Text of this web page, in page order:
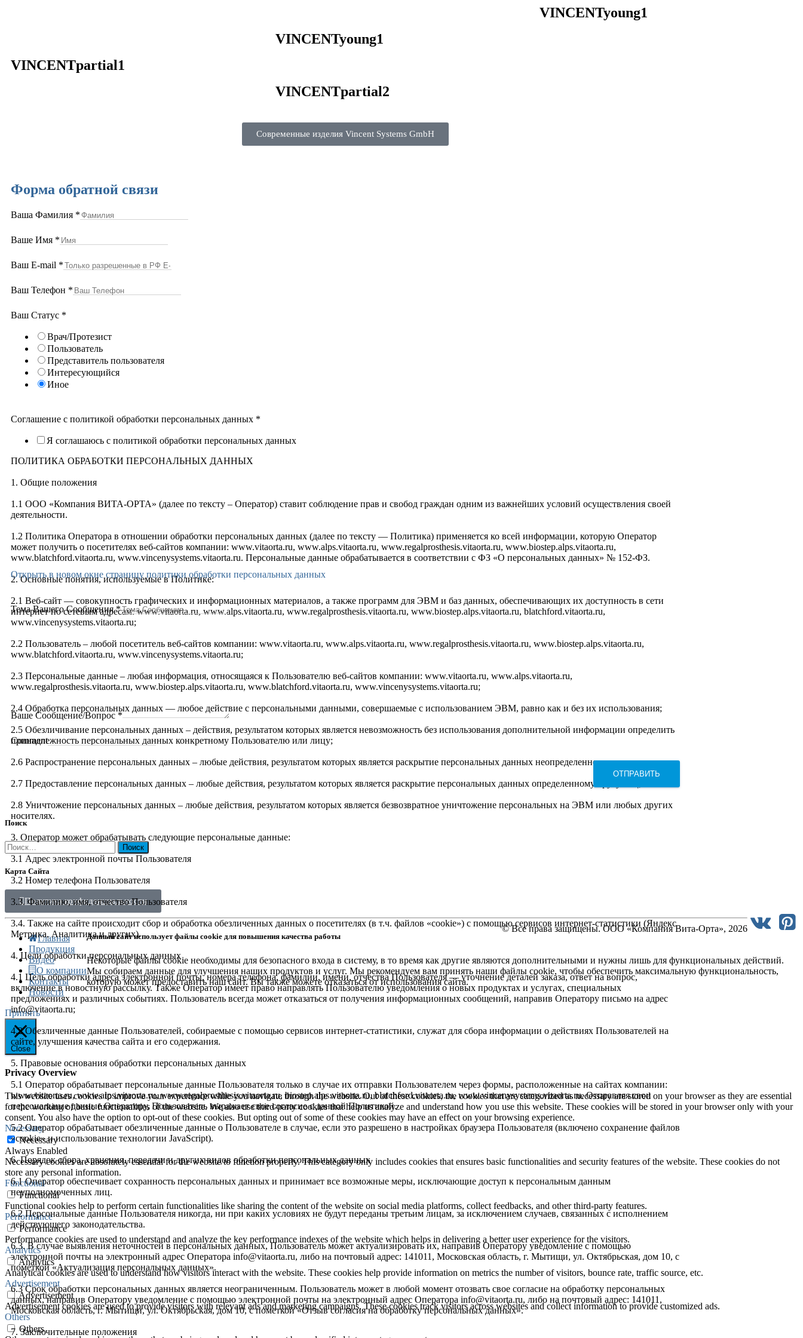
VINCENTyoung1
VINCENTyoung1
VINCENTpartial1
VINCENTpartial2
Современные изделия Vincent Systems GmbH
Форма обратной связи
Ваша Фамилия *
Ваше Имя *
Ваш E-mail *
Ваш Телефон *
Ваш Статус *
Врач/Протезист
Пользователь
Представитель пользователя
Интересующийся
Иное
Соглашение с политикой обработки персональных данных *
Я соглашаюсь с политикой обработки персональных данных
ПОЛИТИКА ОБРАБОТКИ ПЕРСОНАЛЬНЫХ ДАННЫХ
1. Общие положения
1.1 ООО «Компания ВИТА-ОРТА» (далее по тексту – Оператор) ставит соблюдение прав и свобод граждан одним из важнейших условий осуществления своей
деятельности.
1.2 Политика Оператора в отношении обработки персональных данных (далее по тексту — Политика) применяется ко всей информации, которую Оператор
может получить о посетителях веб-сайтов компании: www.vitaorta.ru, www.alps.vitaorta.ru, www.regalprosthesis.vitaorta.ru, www.biostep.alps.vitaorta.ru,
www.blatchford.vitaorta.ru, www.vincenysystems.vitaorta.ru. Персональные данные обрабатывается в соответствии с ФЗ «О персональных данных» № 152-ФЗ.
2. Основные понятия, используемые в Политике:
2.1 Веб-сайт — совокупность графических и информационных материалов, а также программ для ЭВМ и баз данных, обеспечивающих их доступность в сети
интернет по сетевым адресам: www.vitaorta.ru, www.alps.vitaorta.ru, www.regalprosthesis.vitaorta.ru, www.biostep.alps.vitaorta.ru, blatchford.vitaorta.ru,
www.vincenysystems.vitaorta.ru;
2.2 Пользователь – любой посетитель веб-сайтов компании: www.vitaorta.ru, www.alps.vitaorta.ru, www.regalprosthesis.vitaorta.ru, www.biostep.alps.vitaorta.ru,
www.blatchford.vitaorta.ru, www.vincenysystems.vitaorta.ru;
2.3 Персональные данные – любая информация, относящаяся к Пользователю веб-сайтов компании: www.vitaorta.ru, www.alps.vitaorta.ru,
www.regalprosthesis.vitaorta.ru, www.biostep.alps.vitaorta.ru, www.blatchford.vitaorta.ru, www.vincenysystems.vitaorta.ru;
2.4 Обработка персональных данных — любое действие с персональными данными, совершаемые с использованием ЭВМ, равно как и без их использования;
2.5 Обезличивание персональных данных – действия, результатом которых является невозможность без использования дополнительной информации определить
принадлежность персональных данных конкретному Пользователю или лицу;
2.6 Распространение персональных данных – любые действия, результатом которых является раскрытие персональных данных неопределенному кругу лиц;
2.7 Предоставление персональных данных – любые действия, результатом которых является раскрытие персональных данных определенному кругу лиц;
2.8 Уничтожение персональных данных – любые действия, результатом которых является безвозвратное уничтожение персональных на ЭВМ или любых других
носителях.
3. Оператор может обрабатывать следующие персональные данные:
3.1 Адрес электронной почты Пользователя
3.2 Номер телефона Пользователя
3.3. Фамилию, имя, отчество Пользователя
3.4. Также на сайте происходит сбор и обработка обезличенных данных о посетителях (в т.ч. файлов «cookie») с помощью сервисов интернет-статистики (Яндекс
Метрика, Аналитика и других).
4. Цели обработки персональных данных
4.1 Цель обработки адреса электронной почты, номера телефона, фамилии, имени, отчества Пользователя — уточнение деталей заказа, ответ на вопрос,
включение в новостную рассылку. Также Оператор имеет право направлять Пользователю уведомления о новых продуктах и услугах, специальных
предложениях и различных событиях. Пользователь всегда может отказаться от получения информационных сообщений, направив Оператору письмо на адрес
info@vitaorta.ru;
4.2 Обезличенные данные Пользователей, собираемые с помощью сервисов интернет-статистики, служат для сбора информации о действиях Пользователей на
сайте, улучшения качества сайта и его содержания.
5. Правовые основания обработки персональных данных
5.1 Оператор обрабатывает персональные данные Пользователя только в случае их отправки Пользователем через формы, расположенные на сайтах компании:
www.vitaorta.ru, www.alps.vitaorta.ru, www.regalprosthesis.vitaorta.ru, biostep.alps.vitaorta.ru, blatchford.vitaorta.ru, www.vincenysystems.vitaorta.ru. Отправляя свои
персональные данные Оператору, Пользователь выражает свое согласие с данной Политикой.
5.2 Оператор обрабатывает обезличенные данные о Пользователе в случае, если это разрешено в настройках браузера Пользователя (включено сохранение файлов
«cookie» и использование технологии JavaScript).
6. Порядок сбора, хранения, передачи и других видов обработки персональных данных
6.1 Оператор обеспечивает сохранность персональных данных и принимает все возможные меры, исключающие доступ к персональным данным
неуполномоченных лиц.
6.2 Персональные данные Пользователя никогда, ни при каких условиях не будут переданы третьим лицам, за исключением случаев, связанных с исполнением
действующего законодательства.
6.3. В случае выявления неточностей в персональных данных, Пользователь может актуализировать их, направив Оператору уведомление с помощью
электронной почты на электронный адрес Оператора info@vitaorta.ru, либо на почтовый адрес: 141011, Московская область, г. Мытищи, ул. Октябрьская, дом 10, с
пометкой «Актуализация персональных данных».
6.3 Срок обработки персональных данных является неограниченным. Пользователь может в любой момент отозвать свое согласие на обработку персональных
данных, направив Оператору уведомление с помощью электронной почты на электронный адрес Оператора info@vitaorta.ru, либо на почтовый адрес: 141011,
Московская область, г. Мытищи, ул. Октябрьская, дом 10, с пометкой «Отзыв согласия на обработку персональных данных».
7. Заключительные положения
Открыть в новом окне страницу политики обработки персональных данных
Тема Вашего Сообщения*
Ваше Сообщение/Вопрос *
Comment
ОТПРАВИТЬ
Поиск
Карта Сайта
Политика конфиденциальности
Главная
Продукция
Видео
О компании
Контакты
Новости
© Все права защищены. ООО «Компания Вита-Орта», 2026
Данный сайт использует файлы cookie для повышения качества работы
Некоторые файлы cookie необходимы для безопасного входа в систему, в то время как другие являются дополнительными и нужны лишь для функциональных действий.
Мы собираем данные для улучшения наших продуктов и услуг. Мы рекомендуем вам принять наши файлы cookie, чтобы обеспечить максимальную функциональность,
которую может предоставить наш сайт. Вы также можете отказаться от использования сайта.
Принять
Close
Privacy Overview
This website uses cookies to improve your experience while you navigate through the website. Out of these cookies, the cookies that are categorized as necessary are stored on your browser as they are essential
for the working of basic functionalities of the website. We also use third-party cookies that help us analyze and understand how you use this website. These cookies will be stored in your browser only with your
consent. You also have the option to opt-out of these cookies. But opting out of some of these cookies may have an effect on your browsing experience.
Necessary
Necessary
Always Enabled
Necessary cookies are absolutely essential for the website to function properly. This category only includes cookies that ensures basic functionalities and security features of the website. These cookies do not
store any personal information.
Functional
Functional
Functional cookies help to perform certain functionalities like sharing the content of the website on social media platforms, collect feedbacks, and other third-party features.
Performance
Performance
Performance cookies are used to understand and analyze the key performance indexes of the website which helps in delivering a better user experience for the visitors.
Analytics
Analytics
Analytical cookies are used to understand how visitors interact with the website. These cookies help provide information on metrics the number of visitors, bounce rate, traffic source, etc.
Advertisement
Advertisement
Advertisement cookies are used to provide visitors with relevant ads and marketing campaigns. These cookies track visitors across websites and collect information to provide customized ads.
Others
Others